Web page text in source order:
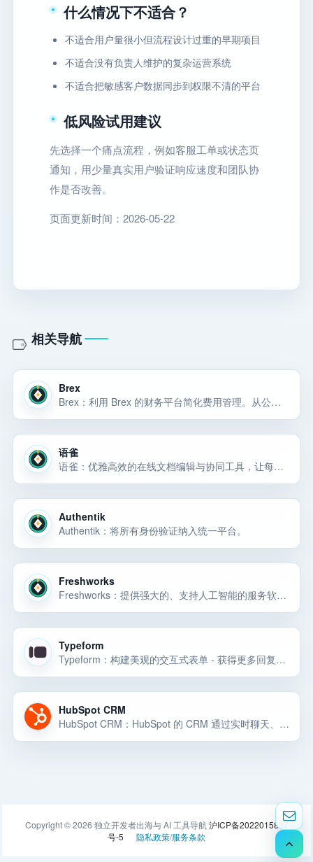
什么情况下不适合？
不适合用户量很小但流程设计过重的早期项目
不适合没有负责人维护的复杂运营系统
不适合把敏感客户数据同步到权限不清的平台
低风险试用建议
先选择一个痛点流程，例如客服工单或状态页
通知，用少量真实用户验证响应速度和团队协
作是否改善。
页面更新时间：2026-05-22
相关导航
Brex
Brex：利用 Brex 的财务平台简化费用管理。从公司卡到银行业务，Brex 可帮助您推动增长、自动化流程并赚取更多收入。
语雀
语雀：优雅高效的在线文档编辑与协同工具，让每个企业轻松拥有文档中心，阿里巴巴集团内部使用多年，众多中小企业首选。主流 Office 文件全兼容，多人协同，轻松拥有团队知识库。企业文档中心化管理，各类文档井然有序，
Authentik
Authentik：将所有身份验证纳入统一平台。
Freshworks
Freshworks：提供强大的、支持人工智能的服务软件，以提供可扩展的员工和客户
Typeform
Typeform：构建美观的交互式表单 - 获得更多回复。无需编码。用于测验、研究、反馈、潜在客户开发等的模板。
HubSpot CRM
HubSpot CRM：HubSpot 的 CRM 通过实时聊天、会议安排和电子邮件跟踪等易于使用的功能为您的客户支持、销售和营销提供支持。
Copyright © 2026 独立开发者出海与 AI 工具导航 沪ICP备2022015837
号-5
隐私政策/服务条款